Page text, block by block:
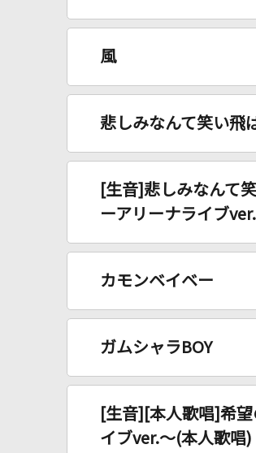
風
悲しみなんて笑い飛
[生音]悲しみなんて
ーアリーナライブ
カモンベイベー
ガムシャラBOY
[生音][本人歌唱]希
イブver.～(本人歌唱)